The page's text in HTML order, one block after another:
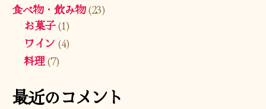
食べ物・飲み物(23)
お菓子(1)
ワイン (4)
料理(7)
最近のコメント